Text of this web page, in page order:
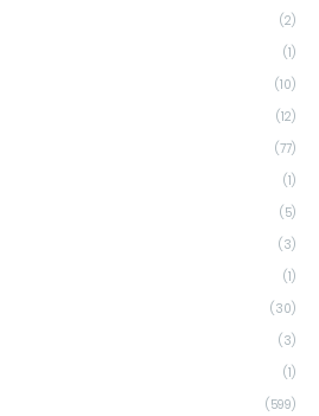
(2)
(1)
(10)
(12)
(77)
(1)
(5)
(3)
(1)
(30)
(3)
(1)
(599)